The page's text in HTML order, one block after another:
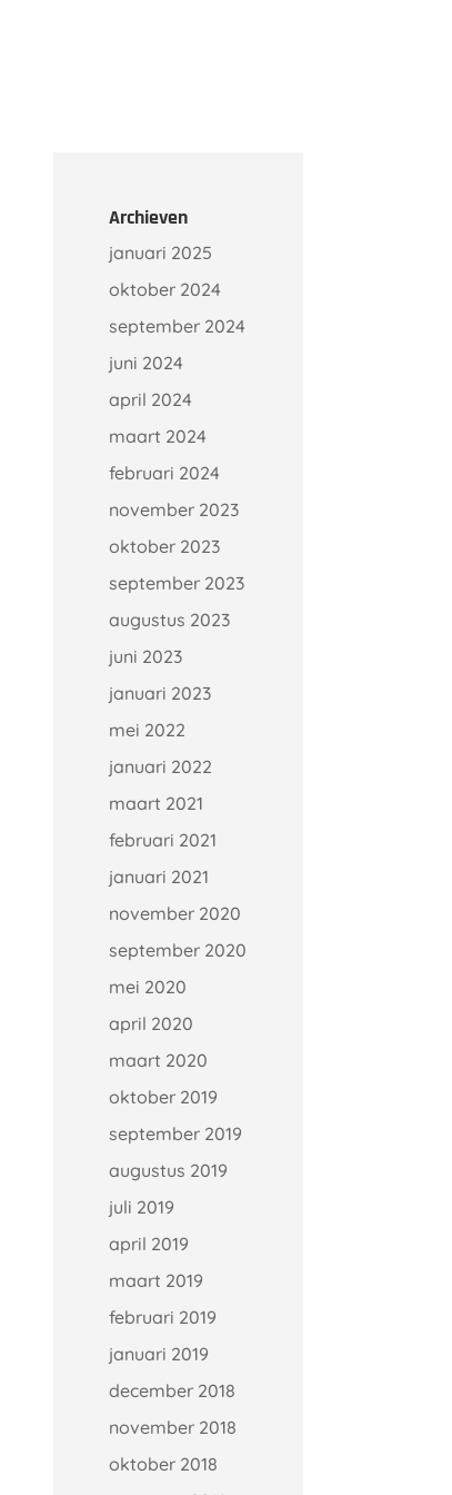
Archieven
januari 2025
oktober 2024
september 2024
juni 2024
april 2024
maart 2024
februari 2024
november 2023
oktober 2023
september 2023
augustus 2023
juni 2023
januari 2023
mei 2022
januari 2022
maart 2021
februari 2021
januari 2021
november 2020
september 2020
mei 2020
april 2020
maart 2020
oktober 2019
september 2019
augustus 2019
juli 2019
april 2019
maart 2019
februari 2019
januari 2019
december 2018
november 2018
oktober 2018